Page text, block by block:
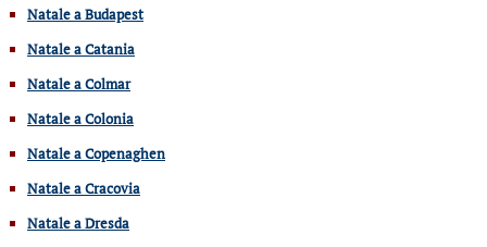
Natale a Budapest
Natale a Catania
Natale a Colmar
Natale a Colonia
Natale a Copenaghen
Natale a Cracovia
Natale a Dresda